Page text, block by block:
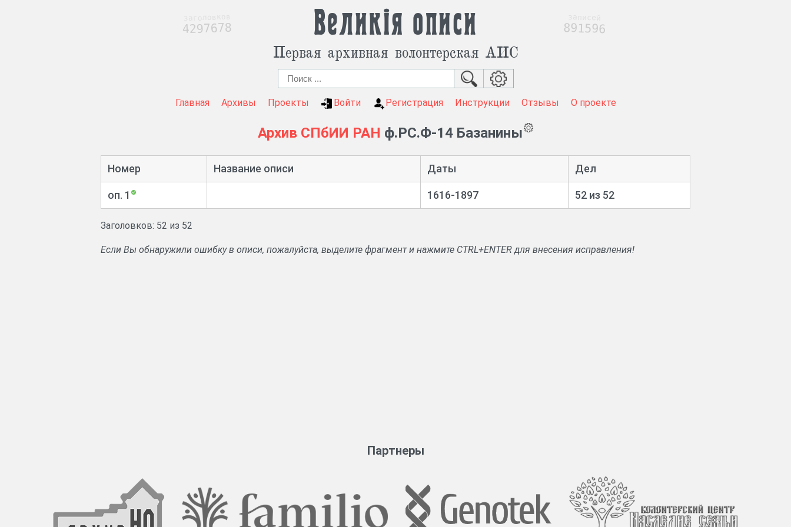
Великія описи
Первая архивная волонтерская АИС
Главная Архивы Проекты Войти Регистрация Инструкции Отзывы О проекте
Архив СПбИИ РАН ф.РС.Ф-14 Базанины
Номер Название описи Даты Дел
оп. 1 1616-1897 52 из 52
Заголовков: 52 из 52
Если Вы обнаружили ошибку в описи, пожалуйста, выделите фрагмент и нажмите CTRL+ENTER для внесения исправления!
Партнеры
4297678 891596